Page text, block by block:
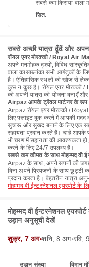
सबसे कम किराया वाला
सित.
सबसे अच्छी यात्रा ढूँढें और
रॉयल एयर मोरक्को / Royal Air
अपने मनमोहक दृश्यों, विविध
वाला कासाब्लांका सभी आगंतुकों के
है। ऐतिहासिक स्थलों की खोज से
कुछ न कुछ है। रॉयल एयर मोरक्को
की अपनी यात्रा की योजना बनाएँ
Airpaz आपके ट्रैवल पार्टनर के रूप
Airpaz रॉयल एयर मोरक्को /
लिए फ्लाइट बुक करने में आपकी मदद
सुचारू और सुखद बनाने के लिए एक
सहायता प्रदान करते हैं। चाहे आपके
भी चरण में सहायता की आवश्यकता
करने के लिए 24/7 उपलब्ध है।
सबसे कम कीमत के साथ मोहम्मद वी
Airpaz के साथ, अपने सपनों की
बिना अपने प्रियजनों के साथ
प्रदान करता है। बेहतरीन यात्रा
मोहम्मद वी ईन्टरनेशनल एयरपोर्ट के
मोहम्मद वी ईन्टरनेशनल
उड़ान अनुसूची देखें
शुक्र, 7 अग॰शनि, 8 अग॰रवि,
उड़ान संख्या विमान